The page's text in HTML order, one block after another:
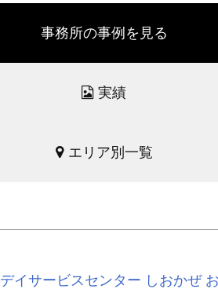
事務所の事例を見る
実績
エリア別一覧
デイサービスセンター しおかぜ